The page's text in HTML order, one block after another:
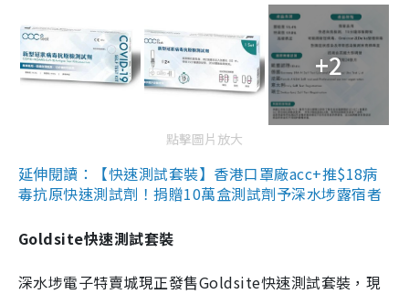
+2
點擊圖片放大
延伸閱讀：【快速測試套裝】香港口罩廠acc+推$18病
毒抗原快速測試劑！捐贈10萬盒測試劑予深水埗露宿者
Goldsite快速測試套裝
深水埗電子特賣城現正發售Goldsite快速測試套裝，現